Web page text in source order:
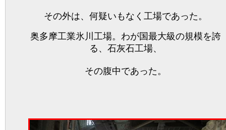
その外は、何疑いもなく工場であった。
奥多摩工業氷川工場。わが国最大級の規模を誇
る、石灰石工場、
その腹中であった。